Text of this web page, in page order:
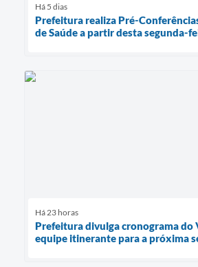
Há 5 dias
Prefeitura realiza Pré-
de Saúde a partir desta segunda-
Há 23 horas
Prefeitura divulga cronograma do
equipe itinerante para a próxima